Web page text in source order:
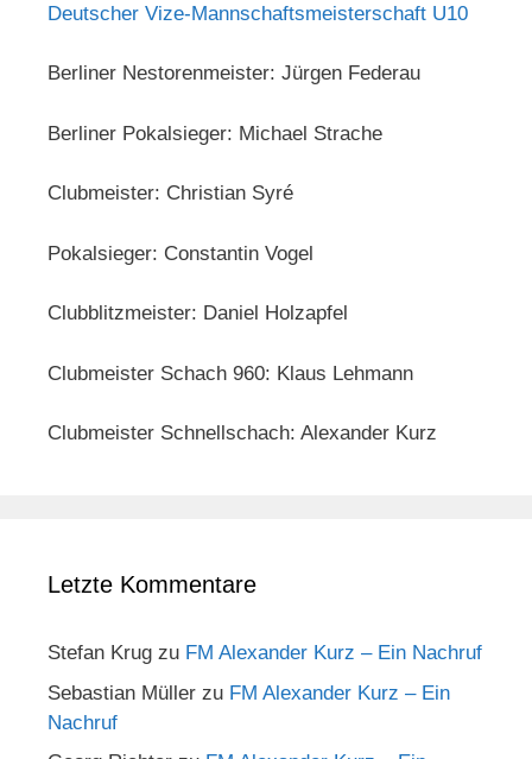
Deutscher Vize-Mannschaftsmeisterschaft U10
Berliner Nestorenmeister: Jürgen Federau
Berliner Pokalsieger: Michael Strache
Clubmeister: Christian Syré
Pokalsieger: Constantin Vogel
Clubblitzmeister: Daniel Holzapfel
Clubmeister Schach 960: Klaus Lehmann
Clubmeister Schnellschach: Alexander Kurz
Letzte Kommentare
Stefan Krug zu FM Alexander Kurz – Ein Nachruf
Sebastian Müller zu FM Alexander Kurz – Ein
Nachruf